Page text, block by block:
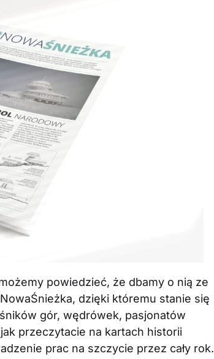
powiedzieć, że dbamy o nią ze
dzięki któremu stanie się
gór, wędrówek, pasjonatów
przeczytacie na kartach historii
prac na szczycie przez cały rok.